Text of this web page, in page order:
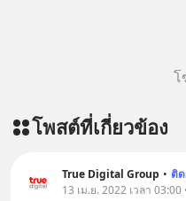
โพสต์ที่เกี่ยวข้อง
True Digital Group • ติ
13 เม.ย. 2022 เวลา